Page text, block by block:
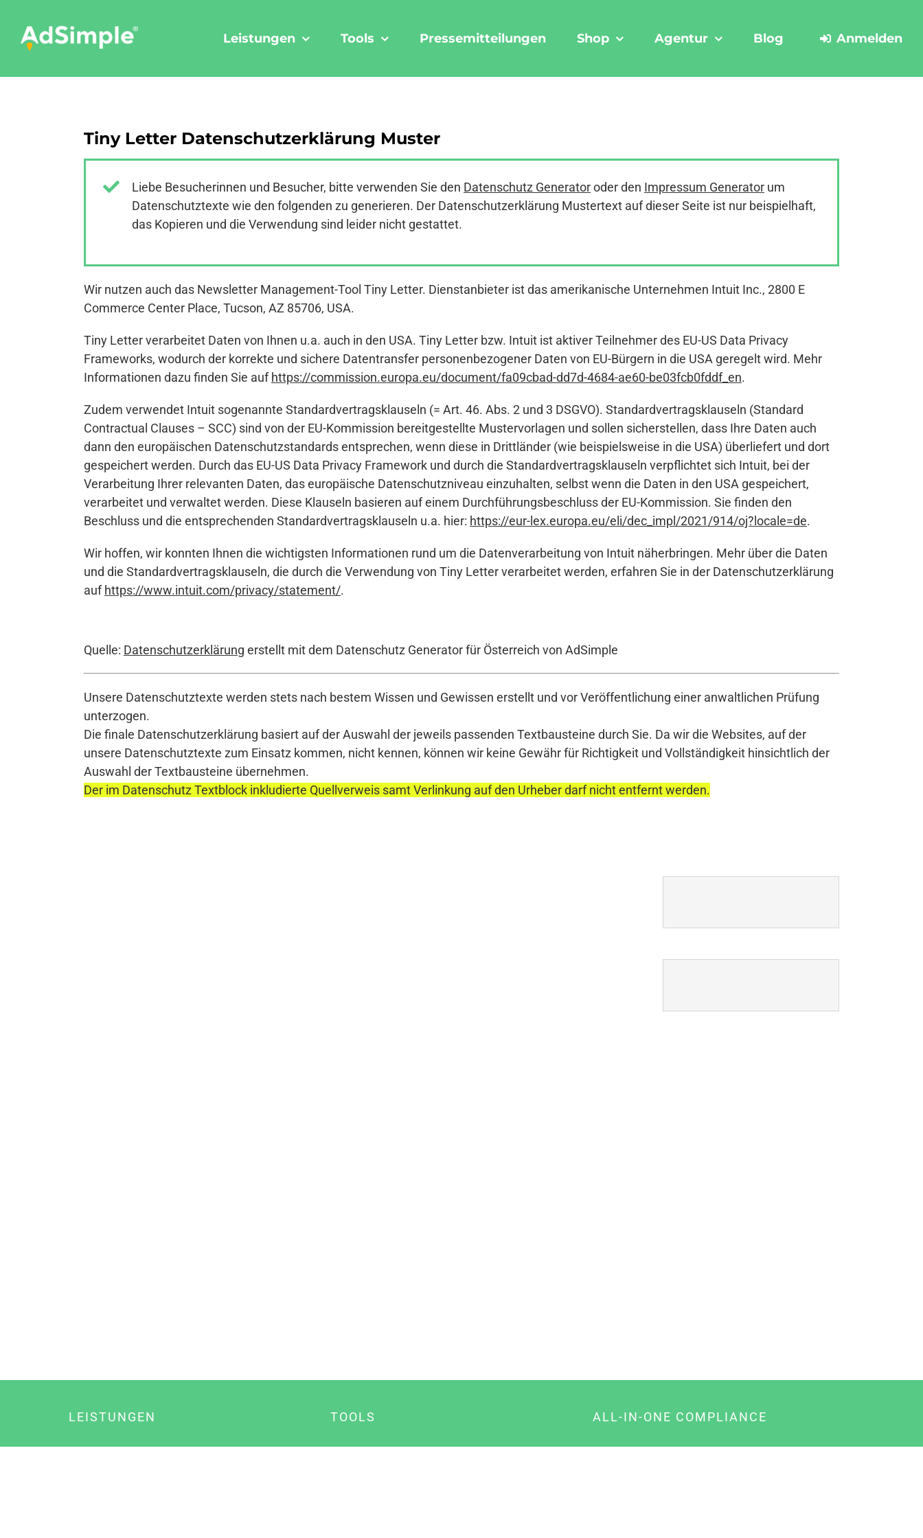
content
Leistungen Tools Pressemitteilungen Shop Agentur Blog Anmelden
Tiny Letter Datenschutzerklärung Muster
Liebe Besucherinnen und Besucher, bitte verwenden Sie den Datenschutz Generatoroder den Impressum Generator um
Datenschutztexte wie den folgenden zu generieren. Der Datenschutzerklärung Mustertext auf dieser Seite ist nur beispielhaft,
das Kopieren und die Verwendung sind leider nicht gestattet.
Wir nutzen auch das Newsletter Management-Tool Tiny Letter. Dienstanbieter ist das amerikanische Unternehmen Intuit Inc., 2800 E
Commerce Center Place, Tucson, AZ 85706, USA.
Tiny Letter verarbeitet Daten von Ihnen u.a. auch in den USA. Tiny Letter bzw. Intuit ist aktiver Teilnehmer des EU-US Data Privacy
Frameworks, wodurch der korrekte und sichere Datentransfer personenbezogener Daten von EU-Bürgern in die USA geregelt wird. Mehr
Informationen dazu finden Sie auf https://commission.europa.eu/document/fa09cbad-dd7d-4684-ae60-be03fcb0fddf_en.
Zudem verwendet Intuit sogenannte Standardvertragsklauseln (= Art. 46. Abs. 2 und 3 DSGVO). Standardvertragsklauseln (Standard
Contractual Clauses – SCC) sind von der EU-Kommission bereitgestellte Mustervorlagen und sollen sicherstellen, dass Ihre Daten auch
dann den europäischen Datenschutzstandards entsprechen, wenn diese in Drittländer (wie beispielsweise in die USA) überliefert und dort
gespeichert werden. Durch das EU-US Data Privacy Framework und durch die Standardvertragsklauseln verpflichtet sich Intuit, bei der
Verarbeitung Ihrer relevanten Daten, das europäische Datenschutzniveau einzuhalten, selbst wenn die Daten in den USA gespeichert,
verarbeitet und verwaltet werden. Diese Klauseln basieren auf einem Durchführungsbeschluss der EU-Kommission. Sie finden den
Beschluss und die entsprechenden Standardvertragsklauseln u.a. hier: https://eur-lex.europa.eu/eli/dec_impl/2021/914/oj?locale=de.
Wir hoffen, wir konnten Ihnen die wichtigsten Informationen rund um die Datenverarbeitung von Intuit näherbringen. Mehr über die Daten
und die Standardvertragsklauseln, die durch die Verwendung von Tiny Letter verarbeitet werden, erfahren Sie in der Datenschutzerklärung
auf https://www.intuit.com/privacy/statement/.
Quelle: Datenschutzerklärung erstellt mit dem Datenschutz Generator für Österreich von AdSimple
Unsere Datenschutztexte werden stets nach bestem Wissen und Gewissen erstellt und vor Veröffentlichung einer anwaltlichen Prüfung
unterzogen.
Die finale Datenschutzerklärung basiert auf der Auswahl der jeweils passenden Textbausteine durch Sie. Da wir die Websites, auf der
unsere Datenschutztexte zum Einsatz kommen, nicht kennen, können wir keine Gewähr für Richtigkeit und Vollständigkeit hinsichtlich der
Auswahl der Textbausteine übernehmen.
Der im Datenschutz Textblock inkludierte Quellverweis samt Verlinkung auf den Urheber darf nicht entfernt werden.
LEISTUNGEN TOOLS ALL-IN-ONE COMPLIANCE